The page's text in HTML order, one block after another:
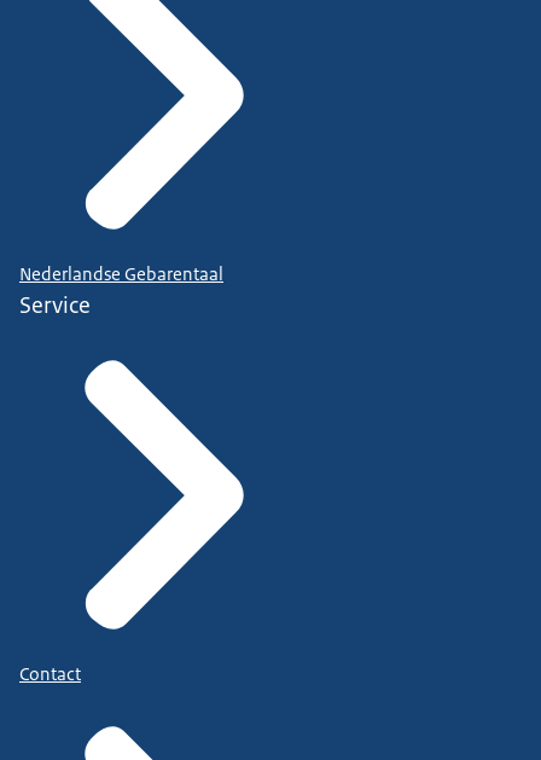
Nederlandse Gebarentaal
Service
Contact